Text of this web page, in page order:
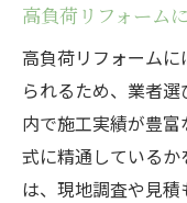
地域に根
納得できる工
リフォー
予算内で
高負荷リ
高負荷リフォーム
高負荷リフォーム
られるため、業者
内で施工実績が豊
式に精通している
は、現地調査や見